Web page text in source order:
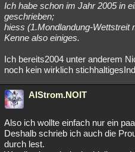
Ich habe schon im Jahr 2005 in
geschrieben;
hiess (1.Mondlandung-Wettstreit
Kenne also einiges.
Ich bereits2004 unter anderem
noch kein wirklich
AIStrom.NOIT
Also ich wollte einfach nur ein
Deshalb schrieb ich auch die
durch lest.